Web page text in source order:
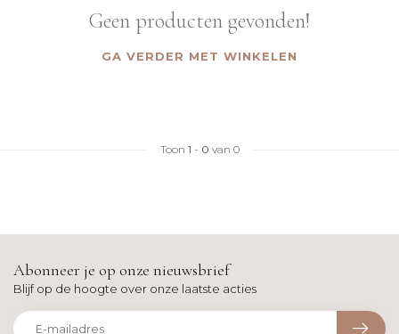
Geen producten gevonden!
GA VERDER MET WINKELEN
Toon 1 - 0 van 0
Abonneer je op onze nieuwsbrief
Blijf op de hoogte over onze laatste acties